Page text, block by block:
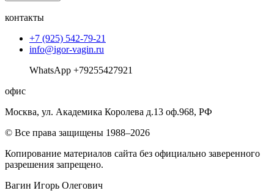
контакты
+7 (925) 542-79-21
info@igor-vagin.ru
WhatsApp +79255427921
офис
Москва, ул. Академика Королева д.13 оф.968, РФ
© Все права защищены 1988–2026
Копирование материалов сайта без официально заверенного
разрешения запрещено.
Вагин Игорь Олегович